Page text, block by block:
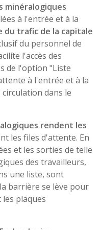
minéralogiques
à l'entrée et à la
du trafic de la capitale
du personnel de
l'accès des
de l'option "Liste
à l'entrée et à la
dans le
rendent les
les files d'attente. En
et les sorties de telle
des travailleurs,
une liste, sont
barrière se lève pour
plaques